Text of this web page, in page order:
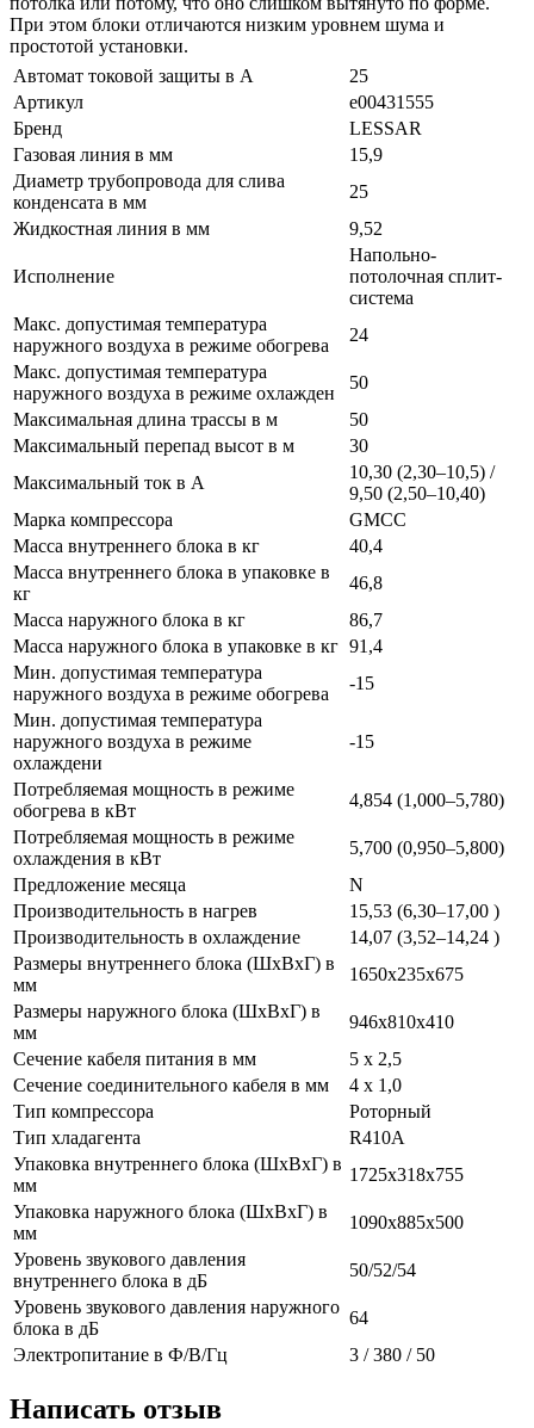
При этом блоки отличаются низким уровнем шума и
простотой установки.
Автомат токовой защиты в A
25
Артикул
e00431555
Бренд
LESSAR
Газовая линия в мм
15,9
Диаметр трубопровода для слива
конденсата в мм
25
Жидкостная линия в мм
9,52
Исполнение
Напольно-
потолочная сплит-
система
Макс. допустимая температура
наружного воздуха в режиме обогрева
24
Макс. допустимая температура
наружного воздуха в режиме охлажден
50
Максимальная длина трассы в м
50
Максимальный перепад высот в м
30
Максимальный ток в А
10,30 (2,30–10,5) /
9,50 (2,50–10,40)
Марка компрессора
GMCC
Масса внутреннего блока в кг
40,4
Масса внутреннего блока в упаковке в
кг
46,8
Масса наружного блока в кг
86,7
Масса наружного блока в упаковке в кг 91,4
Мин. допустимая температура
наружного воздуха в режиме обогрева
-15
Мин. допустимая температура
наружного воздуха в режиме
охлаждени
-15
Потребляемая мощность в режиме
обогрева в кВт
4,854 (1,000–5,780)
Потребляемая мощность в режиме
охлаждения в кВт
5,700 (0,950–5,800)
Предложение месяца
N
Производительность в нагрев
15,53 (6,30–17,00 )
Производительность в охлаждение
14,07 (3,52–14,24 )
Размеры внутреннего блока (ШхВхГ) в
мм
1650х235х675
Размеры наружного блока (ШхВхГ) в
мм
946х810х410
Сечение кабеля питания в мм
5 х 2,5
Сечение соединительного кабеля в мм
4 х 1,0
Тип компрессора
Роторный
Тип хладагента
R410A
Упаковка внутреннего блока (ШхВхГ) в
мм
1725х318х755
Упаковка наружного блока (ШхВхГ) в
мм
1090х885х500
Уровень звукового давления
внутреннего блока в дБ
50/52/54
Уровень звукового давления наружного
блока в дБ
64
Электропитание в Ф/В/Гц
3 / 380 / 50
Написать отзыв